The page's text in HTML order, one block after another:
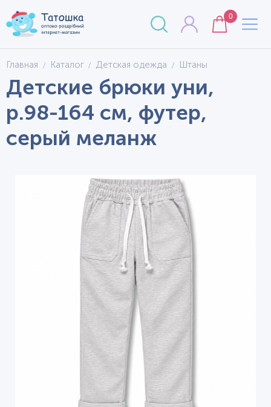
0
Главная Каталог Детская одежда Штаны
Детские брюки уни,
р.98-164 см, футер,
серый меланж